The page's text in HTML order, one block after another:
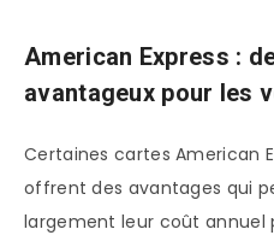
American Express :
avantageux pour les
Certaines cartes American
offrent des avantages qui
largement leur coût annuel